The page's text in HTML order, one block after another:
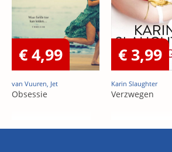
€ 4,99
van Vuuren, Jet
Obsessie
€ 3,99
Karin Slaughter
Verzwegen